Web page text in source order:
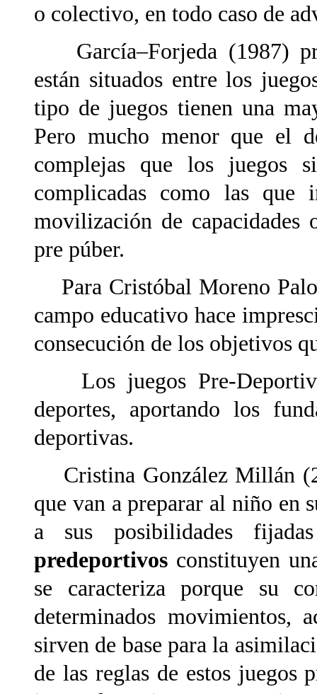
o colectivo, en todo caso de
García–Forjeda (1987)
están situados entre los
tipo de juegos tienen una
Pero mucho menor que el
complejas que los juegos
complicadas como las que
movilización de capacidades
pre púber.
Para Cristóbal Moreno
campo educativo hace
consecución de los objetivos
Los juegos Pre-
deportes, aportando los
deportivas.
Cristina González Millán
que van a preparar al niño en
a sus posibilidades
predeportivos constituyen
se caracteriza porque su
determinados movimientos,
sirven de base para la
de las reglas de estos juegos